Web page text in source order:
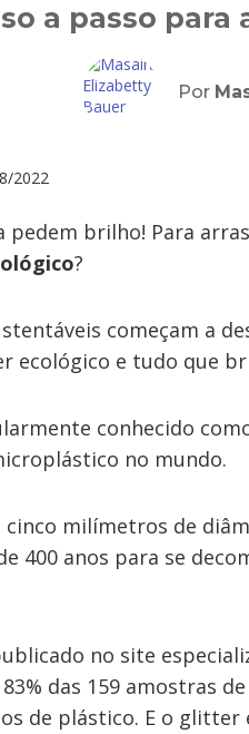
a passo
Por
2022
pedem brilho! Para
?
começam a
ecológico e tudo que
conhecido
no mundo.
cinco milímetros de
400 anos para se
no site
das 159 amostras
de plástico. E o